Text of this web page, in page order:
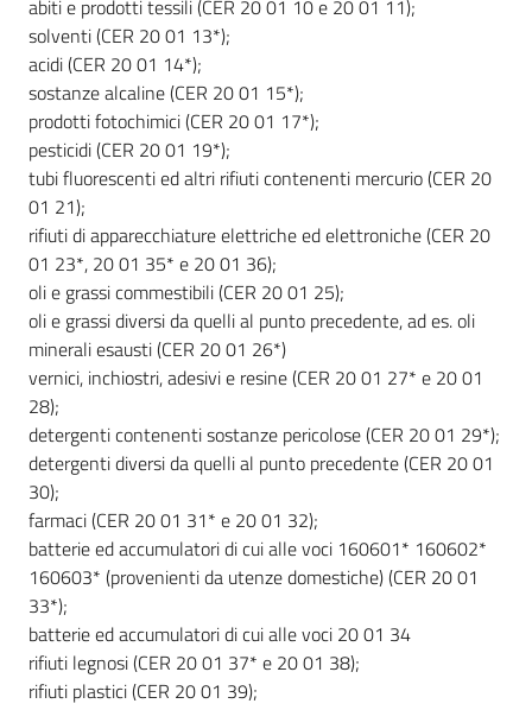
abiti e prodotti tessili (CER 20 01 10 e 20 01 11);
solventi (CER 20 01 13*);
acidi (CER 20 01 14*);
sostanze alcaline (CER 20 01 15*);
prodotti fotochimici (CER 20 01 17*);
pesticidi (CER 20 01 19*);
tubi fluorescenti ed altri rifiuti contenenti mercurio (CER 20
01 21);
rifiuti di apparecchiature elettriche ed elettroniche (CER 20
01 23*, 20 01 35* e 20 01 36);
oli e grassi commestibili (CER 20 01 25);
oli e grassi diversi da quelli al punto precedente, ad es. oli
minerali esausti (CER 20 01 26*)
vernici, inchiostri, adesivi e resine (CER 20 01 27* e 20 01
28);
detergenti contenenti sostanze pericolose (CER 20 01 29*);
detergenti diversi da quelli al punto precedente (CER 20 01
30);
farmaci (CER 20 01 31* e 20 01 32);
batterie ed accumulatori di cui alle voci 160601* 160602*
160603* (provenienti da utenze domestiche) (CER 20 01
33*);
batterie ed accumulatori di cui alle voci 20 01 34
rifiuti legnosi (CER 20 01 37* e 20 01 38);
rifiuti plastici (CER 20 01 39);